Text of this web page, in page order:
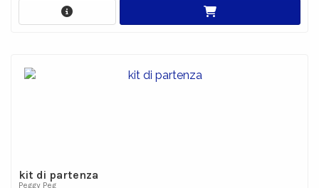
kit di partenza
Peggy Peg